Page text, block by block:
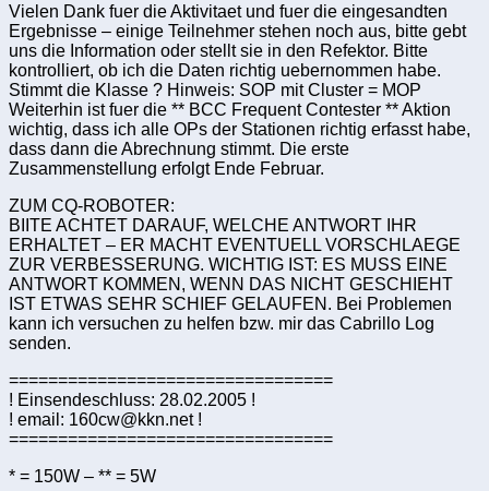
Vielen Dank fuer die Aktivitaet und fuer die eingesandten
Ergebnisse – einige Teilnehmer stehen noch aus, bitte gebt
uns die Information oder stellt sie in den Refektor. Bitte
kontrolliert, ob ich die Daten richtig uebernommen habe.
Stimmt die Klasse ? Hinweis: SOP mit Cluster = MOP
Weiterhin ist fuer die ** BCC Frequent Contester ** Aktion
wichtig, dass ich alle OPs der Stationen richtig erfasst habe,
dass dann die Abrechnung stimmt. Die erste
Zusammenstellung erfolgt Ende Februar.
ZUM CQ-ROBOTER:
BIITE ACHTET DARAUF, WELCHE ANTWORT IHR
ERHALTET – ER MACHT EVENTUELL VORSCHLAEGE
ZUR VERBESSERUNG. WICHTIG IST: ES MUSS EINE
ANTWORT KOMMEN, WENN DAS NICHT GESCHIEHT
IST ETWAS SEHR SCHIEF GELAUFEN. Bei Problemen
kann ich versuchen zu helfen bzw. mir das Cabrillo Log
senden.
=================================
! Einsendeschluss: 28.02.2005 !
! email: 160cw@kkn.net !
=================================
* = 150W – ** = 5W